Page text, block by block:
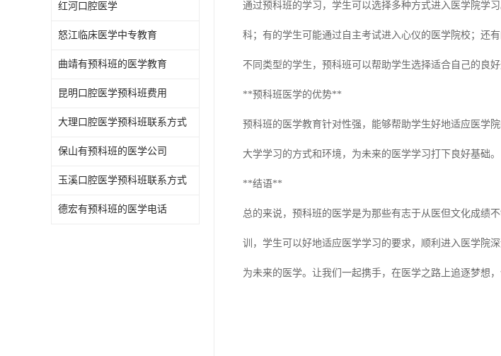
红河口腔医学
怒江临床医学中专教育
曲靖有预科班的医学教育
昆明口腔医学预科班费用
大理口腔医学预科班联系方式
保山有预科班的医学公司
玉溪口腔医学预科班联系方式
德宏有预科班的医学电话
通过预科班的学习，学生可以选择多种方式进入医学院学
科；有的学生可能通过自主考试进入心仪的医学院校；还
不同类型的学生，预科班可以帮助学生选择适合自己的良好
**预科班医学的优势**
预科班的医学教育针对性强，能够帮助学生好地适应医学
大学学习的方式和环境，为未来的医学学习打下良好基础。
**结语**
总的来说，预科班的医学是为那些有志于从医但文化成绩
训，学生可以好地适应医学学习的要求，顺利进入医学院
为未来的医学。让我们一起携手，在医学之路上追逐梦想，